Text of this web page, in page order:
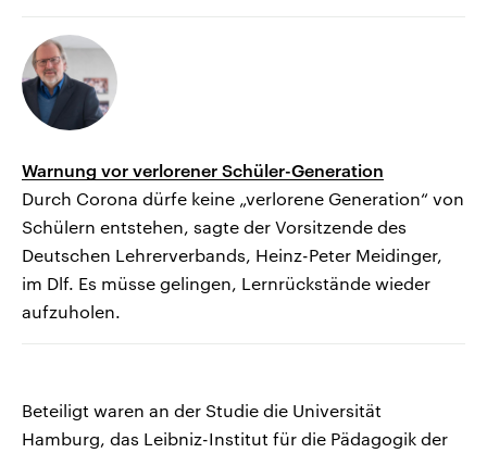
Warnung vor verlorener Schüler-Generation
Durch Corona dürfe keine „verlorene Generation“ von
Schülern entstehen, sagte der Vorsitzende des
Deutschen Lehrerverbands, Heinz-Peter Meidinger,
im Dlf. Es müsse gelingen, Lernrückstände wieder
aufzuholen.
Beteiligt waren an der Studie die Universität
Hamburg, das Leibniz-Institut für die Pädagogik der